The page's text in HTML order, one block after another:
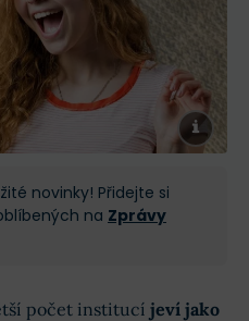
novinky! Přidejte si
na Zprávy
počet institucí jeví jako